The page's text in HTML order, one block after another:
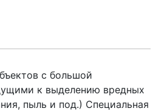
с большой
к выделению вредных
пыль и под.) Специальная